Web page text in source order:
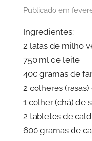
Publicado em
Ingredientes:
2 latas de milho
750 ml de leite
400 gramas de
2 colheres
1 colher (chá) de
2 tabletes de
600 gramas de